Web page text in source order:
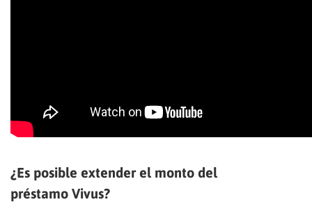
¿Es posible extender el monto del
préstamo Vivus?